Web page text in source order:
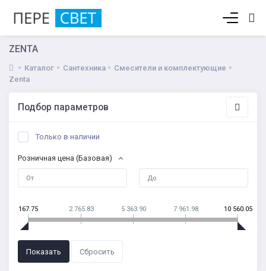
ZENTA
Каталог Сантехника
Смесители и комплектующие
Zenta
Подбор параметров
Только в наличии
Розничная цена (Базовая)
167.75 2 765.83 5 363.90 7 961.98 10 560.05